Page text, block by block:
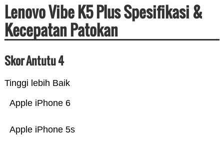
Lenovo Vibe K5 Plus Spesifikasi &
Kecepatan Patokan
Skor Antutu 4
Tinggi lebih Baik
Apple iPhone 5s
Apple iPhone 6